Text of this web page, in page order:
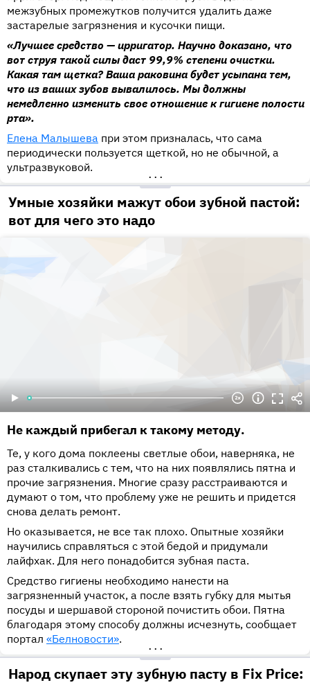
межзубных промежутков получится удалить даже
застарелые загрязнения и кусочки пищи.
«Лучшее средство — ирригатор. Научно доказано, что
вот струя такой силы даст 99,9% степени очистки.
Какая там щетка? Ваша раковина будет усыпана тем,
что из ваших зубов вывалилось. Мы должны
немедленно изменить свое отношение к гигиене полости
рта».
Елена Малышева при этом призналась, что сама
периодически пользуется щеткой, но не обычной, а
ультразвуковой.
•••
Умные хозяйки мажут обои зубной пастой:
вот для чего это надо
Не каждый прибегал к такому методу.
Те, у кого дома поклеены светлые обои, наверняка, не
раз сталкивались с тем, что на них появлялись пятна и
прочие загрязнения. Многие сразу расстраиваются и
думают о том, что проблему уже не решить и придется
снова делать ремонт.
Но оказывается, не все так плохо. Опытные хозяйки
научились справляться с этой бедой и придумали
лайфхак. Для него понадобится зубная паста.
Средство гигиены необходимо нанести на
загрязненный участок, а после взять губку для мытья
посуды и шершавой стороной почистить обои. Пятна
благодаря этому способу должны исчезнуть, сообщает
портал «Белновости».
•••
Народ скупает эту зубную пасту в Fix Price: